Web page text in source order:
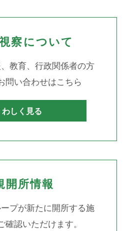
察について
教育、行政関係者の方
問い合わせはこちら
わしく見る
開所情報
プが新たに開所する施
確認いただけます。